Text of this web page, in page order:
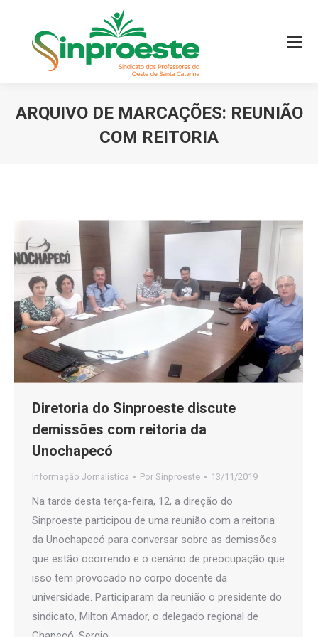
ARQUIVO DE MARCAÇÕES: REUNIÃO
COM REITORIA
Diretoria do Sinproeste discute
demissões com reitoria da
Unochapecó
Informação Jornalística Por Sinproeste 13/11/2019
Na tarde desta terça-feira, 12, a direção do
Sinproeste participou de uma reunião com a reitoria
da Unochapecó para conversar sobre as demissões
que estão ocorrendo e o cenário de preocupação que
isso tem provocado no corpo docente da
universidade. Participaram da reunião o presidente do
sindicato, Milton Amador, o delegado regional de